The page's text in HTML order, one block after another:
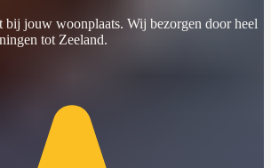
bij jouw woonplaats. Wij bezorgen door heel
tot Zeeland.